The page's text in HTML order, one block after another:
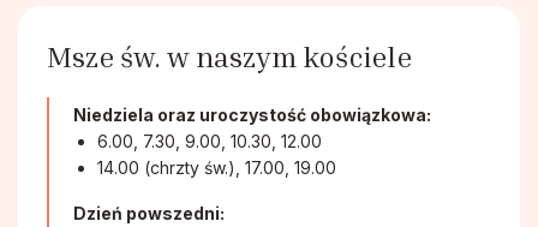
Msze św. w naszym kościele
Niedziela oraz uroczystość obowiązkowa:
6.00, 7.30, 9.00, 10.30, 12.00
14.00 (chrzty św.), 17.00, 19.00
Dzień powszedni: